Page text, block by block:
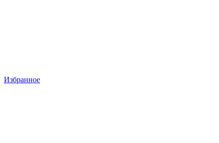
Избранное